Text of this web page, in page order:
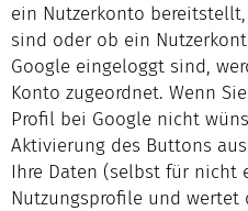
ein Nutzerkonto
sind oder ob ein
Google eingeloggt sind,
Konto zugeordnet. Wenn
Profil bei Google nicht
Aktivierung des Buttons
Ihre Daten (selbst für nicht
Nutzungsprofile und wertet